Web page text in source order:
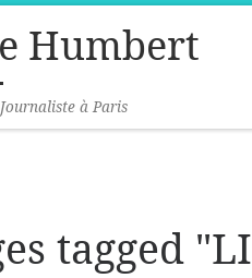
Humbert
à Paris
tagged